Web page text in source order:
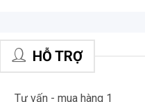
HỖ TRỢ
Tư vấn - mua hàng 1